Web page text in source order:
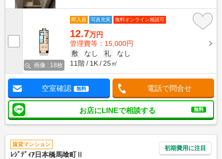
画像 : 18枚
即入居 写真充実 無料オンライン相談可
12.7万円
管理費等：15,000円
敷
なし 礼
なし
11階
1K 25㎡
空室確認 無料 電話で問合せ
お店にLINEで相談する 無料
賃貸マンション
ﾚｼﾞﾃﾞｨｱ日本橋馬喰町Ⅱ
初期費用に注目